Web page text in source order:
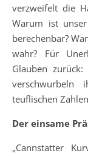
verzweifelt die
Warum ist
berechenbar?
wahr? Für
Glauben
teuflischen
Der einsame
„Cannstatter